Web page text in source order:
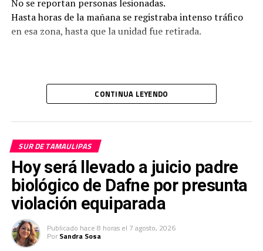
No se reportan personas lesionadas.
Hasta horas de la mañana se registraba intenso tráfico
en esa zona, hasta que la unidad fue retirada.
CONTINUA LEYENDO
SUR DE TAMAULIPAS
Hoy será llevado a juicio padre
biológico de Dafne por presunta
violación equiparada
Publicado hace 8 horas el 7 agosto, 2026
Por Sandra Sosa